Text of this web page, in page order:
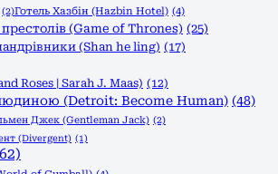
(2)Готель Хазбін (Hazbin Hotel) (4)
(Game of Thrones) (25)
(Shan he ling) (17)
Roses | Sarah J. Maas) (12)
(Detroit: Become Human) (48)
Джек (Gentleman Jack) (2)
(Divergent) (1)